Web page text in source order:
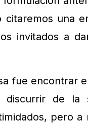
citaremos una
invitados a
fue encontrar
discurrir de la
pero